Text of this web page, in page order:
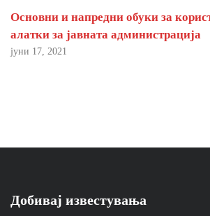
Основни и напредни обуки за
алатки за јавната администрација
јуни 17, 2021
Добивај известувања